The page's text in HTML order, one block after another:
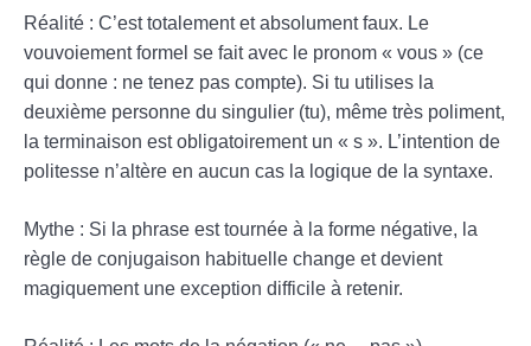
Réalité : C’est totalement et absolument faux. Le
vouvoiement formel se fait avec le pronom « vous » (ce
qui donne : ne tenez pas compte). Si tu utilises la
deuxième personne du singulier (tu), même très poliment,
la terminaison est obligatoirement un « s ». L’intention de
politesse n’altère en aucun cas la logique de la syntaxe.
Mythe : Si la phrase est tournée à la forme négative, la
règle de conjugaison habituelle change et devient
magiquement une exception difficile à retenir.